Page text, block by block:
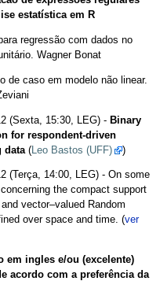
estatística em R
regressão com dados no
Wagner Bonat
de caso em modelo não linear.
(Sexta, 15:30, LEG) - Binary
for respondent-driven
data(Leo Bastos (UFF) )
(Terça, 14:00, LEG) - On some
the compact support
vector–valued Random
over space and time. (ver
em ingles e/ou (excelente)
acordo com a preferência da